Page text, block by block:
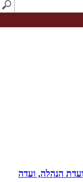
ועדת הנהלה, ועדה